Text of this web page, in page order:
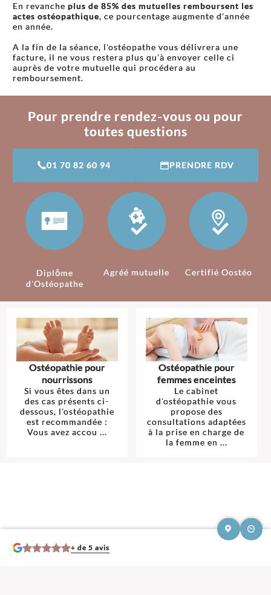
En revanche plus de 85% des mutuelles remboursent les
actes ostéopathique, ce pourcentage augmente d'année
en année.
A la fin de la séance, l'ostéopathe vous délivrera une
facture, il ne vous restera plus qu'à envoyer celle ci
auprès de votre mutuelle qui procédera au
remboursement.
Pour prendre rendez-vous ou pour
toutes questions
01 70 82 60 94 PRENDRE RDV
Diplôme
d'Ostéopathe
Agréé mutuelle Certifié Oostéo
Ostéopathie pour
nourrissons
Si vous êtes dans un
des cas présents ci-
dessous, l'ostéopathie
est recommandée :
Vous avez accou ...
Ostéopathie pour
femmes enceintes
Le cabinet
d'ostéopathie vous
propose des
consultations adaptées
à la prise en charge de
la femme en ...
+ de 5 avis